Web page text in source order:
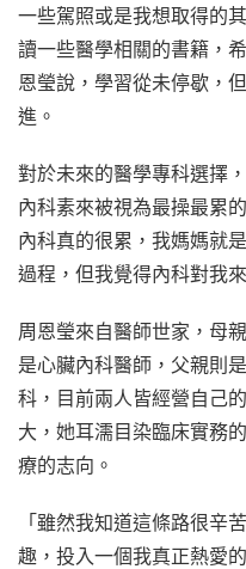
一些駕照或是我想取得的
讀一些醫學相關的書籍，
恩瑩說，學習從未停歇，
進。
對於未來的醫學專科選擇
內科素來被視為最操最累
內科真的很累，我媽媽就
過程，但我覺得內科對我
周恩瑩來自醫師世家，母
是心臟內科醫師，父親則
科，目前兩人皆經營自己
大，她耳濡目染臨床實務
療的志向。
「雖然我知道這條路很辛
趣，投入一個我真正熱愛